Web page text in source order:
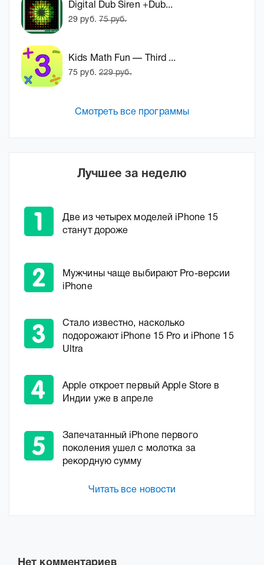
Digital Dub Siren +Dub...
29 руб. 75 руб.
Kids Math Fun — Third ...
75 руб. 229 руб.
Смотреть все программы
Лучшее за неделю
Две из четырех моделей iPhone 15
станут дороже
Мужчины чаще выбирают Pro-версии
iPhone
Стало известно, насколько
подорожают iPhone 15 Pro и iPhone 15
Ultra
Apple откроет первый Apple Store в
Индии уже в апреле
Запечатанный iPhone первого
поколения ушел с молотка за
рекордную сумму
Читать все новости
Нет комментариев